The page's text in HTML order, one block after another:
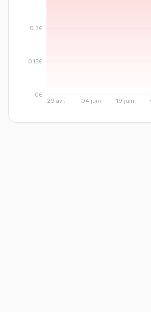
29 avr. 04 juin 19 juin
0€
0.15€
0.3€